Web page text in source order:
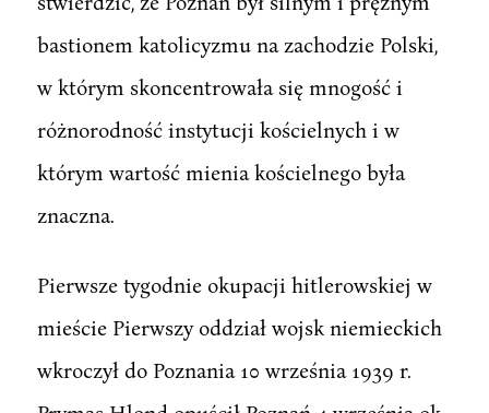
bastionem katolicyzmu na zachodzie Polski,
w którym skoncentrowała się mnogość i
różnorodność instytucji kościelnych i w
którym wartość mienia kościelnego była
znaczna.
Pierwsze tygodnie okupacji hitlerowskiej w
mieście Pierwszy oddział wojsk niemieckich
wkroczył do Poznania 10 września 1939 r.